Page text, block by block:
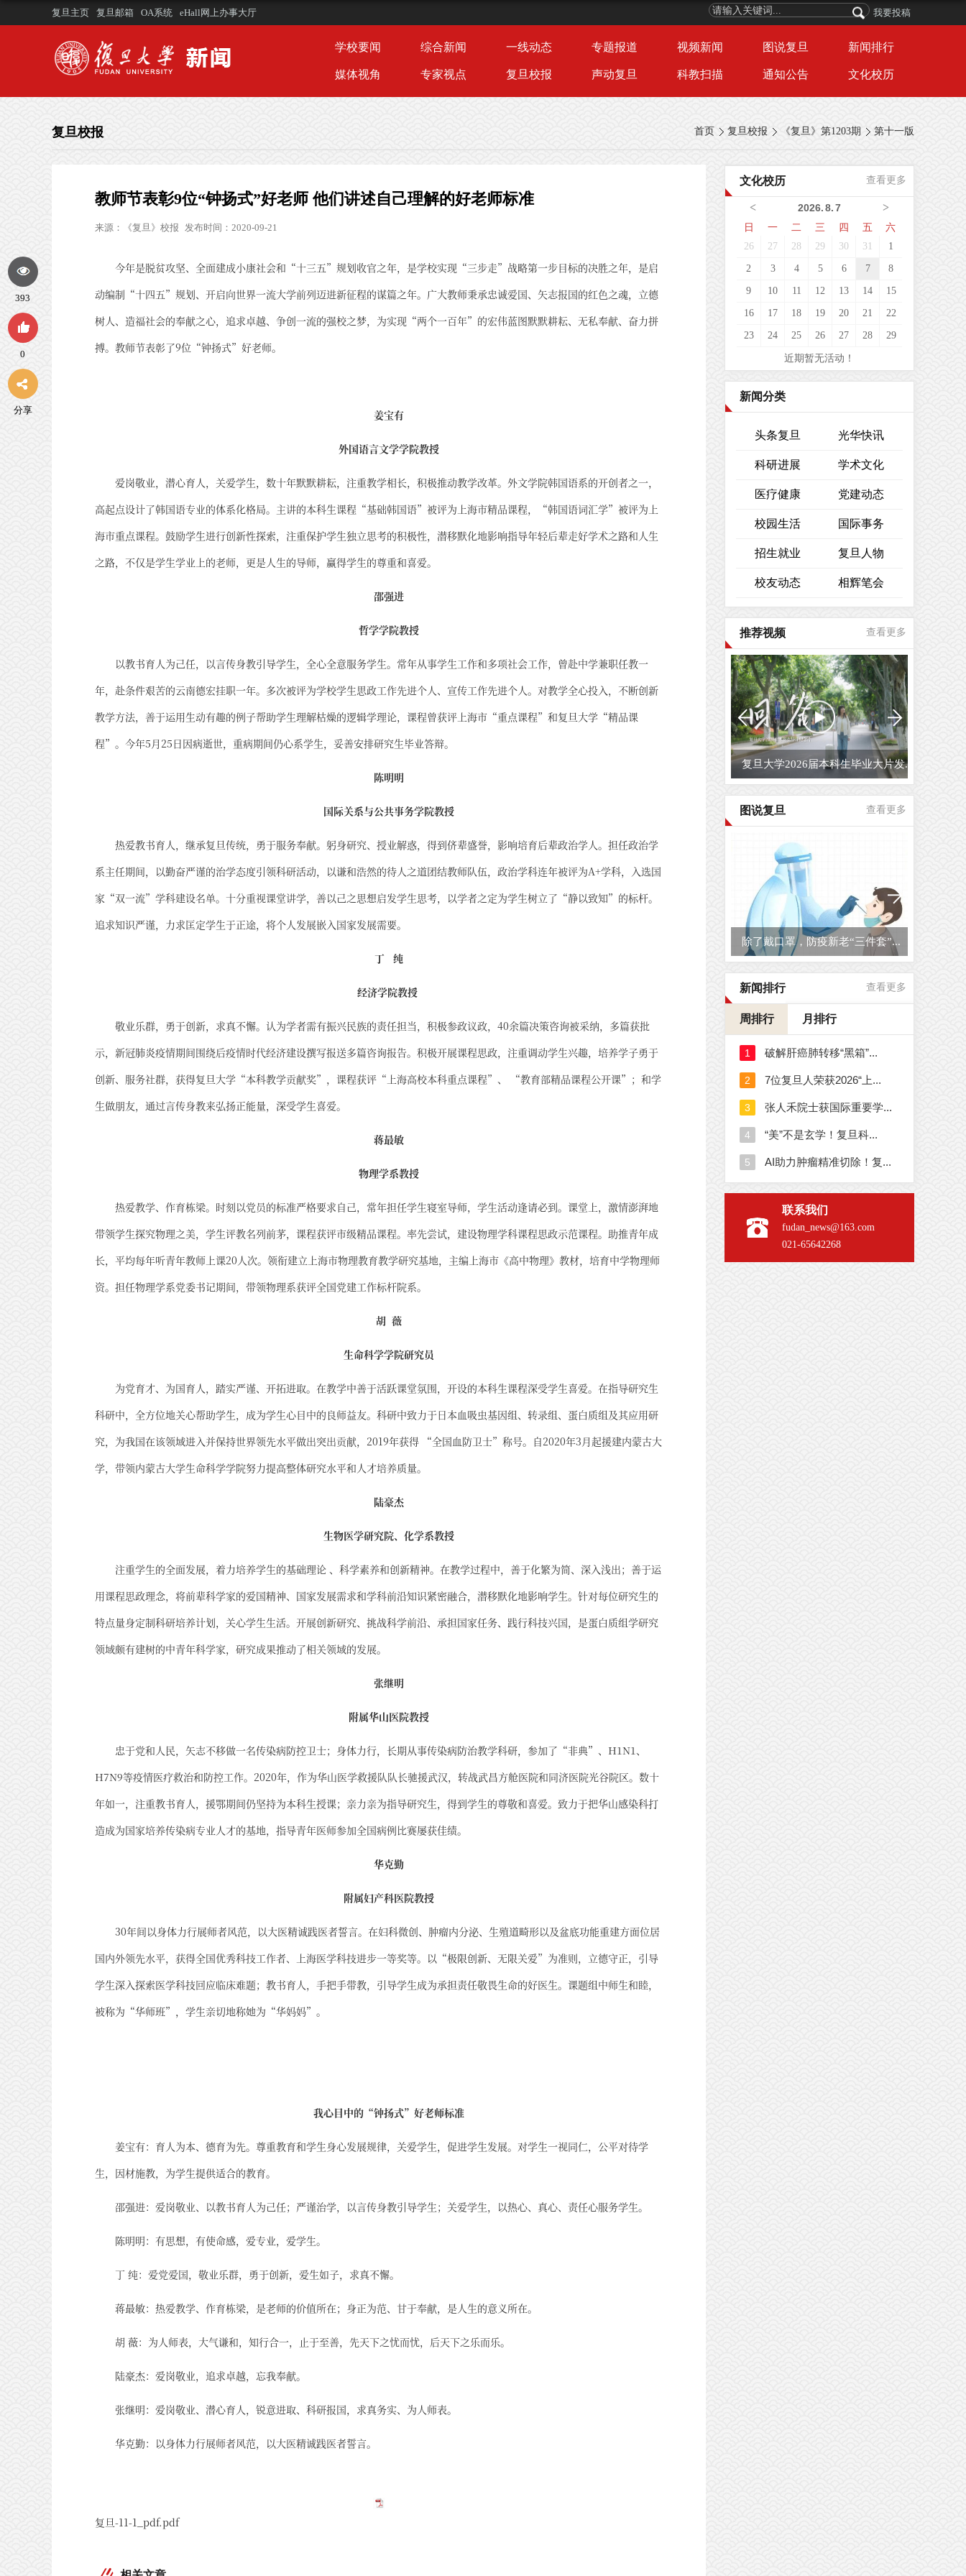
复旦主页 复旦邮箱 OA系统 eHall网上办事大厅 我要投稿
学校要闻 综合新闻 一线动态 专题报道 视频新闻 图说复旦 新闻排行
媒体视角 专家视点 复旦校报 声动复旦 科教扫描 通知公告 文化校历
首页 复旦校报 《复旦》第1203期 第十一版
复旦校报
教师节表彰9位“钟扬式”好老师 他们讲述自己理解的好老师标准
来源： 《复旦》校报 发布时间：2020-09-21
今年是脱贫攻坚、全面建成小康社会和“十三五”规划收官之年，是学校实现“三步走”战略第一步目标的决胜之年，是启
动编制“十四五”规划、开启向世界一流大学前列迈进新征程的谋篇之年。广大教师秉承忠诚爱国、矢志报国的红色之魂，立德
树人、造福社会的奉献之心，追求卓越、争创一流的强校之梦，为实现“两个一百年”的宏伟蓝图默默耕耘、无私奉献、奋力拼
搏。教师节表彰了9位“钟扬式”好老师。
姜宝有
外国语言文学学院教授
爱岗敬业，潜心育人，关爱学生，数十年默默耕耘，注重教学相长，积极推动教学改革。外文学院韩国语系的开创者之一，
高起点设计了韩国语专业的体系化格局。主讲的本科生课程“基础韩国语”被评为上海市精品课程，“韩国语词汇学”被评为上
海市重点课程。鼓励学生进行创新性探索，注重保护学生独立思考的积极性，潜移默化地影响指导年轻后辈走好学术之路和人生
之路，不仅是学生学业上的老师，更是人生的导师，赢得学生的尊重和喜爱。
邵强进
哲学学院教授
以教书育人为己任，以言传身教引导学生，全心全意服务学生。常年从事学生工作和多项社会工作，曾赴中学兼职任教一
年，赴条件艰苦的云南德宏挂职一年。多次被评为学校学生思政工作先进个人、宣传工作先进个人。对教学全心投入，不断创新
教学方法，善于运用生动有趣的例子帮助学生理解枯燥的逻辑学理论，课程曾获评上海市“重点课程”和复旦大学“精品课
程”。今年5月25日因病逝世，重病期间仍心系学生，妥善安排研究生毕业答辩。
陈明明
国际关系与公共事务学院教授
热爱教书育人，继承复旦传统，勇于服务奉献。躬身研究、授业解惑，得到侪辈盛誉，影响培育后辈政治学人。担任政治学
系主任期间，以勤奋严谨的治学态度引领科研活动，以谦和浩然的待人之道团结教师队伍，政治学科连年被评为A+学科，入选国
家“双一流”学科建设名单。十分重视课堂讲学，善以己之思想启发学生思考，以学者之定为学生树立了“静以致知”的标杆。
追求知识严谨，力求匡定学生于正途，将个人发展嵌入国家发展需要。
丁 纯
经济学院教授
敬业乐群，勇于创新，求真不懈。认为学者需有振兴民族的责任担当，积极参政议政，40余篇决策咨询被采纳，多篇获批
示，新冠肺炎疫情期间围绕后疫情时代经济建设撰写报送多篇咨询报告。积极开展课程思政，注重调动学生兴趣，培养学子勇于
创新、服务社群，获得复旦大学“本科教学贡献奖”，课程获评“上海高校本科重点课程”、 “教育部精品课程公开课”；和学
生做朋友，通过言传身教来弘扬正能量，深受学生喜爱。
蒋最敏
物理学系教授
热爱教学、作育栋梁。时刻以党员的标准严格要求自己，常年担任学生寝室导师，学生活动逢请必到。课堂上，激情澎湃地
带领学生探究物理之美，学生评教名列前茅，课程获评市级精品课程。率先尝试，建设物理学科课程思政示范课程。助推青年成
长，平均每年听青年教师上课20人次。领衔建立上海市物理教育教学研究基地，主编上海市《高中物理》教材，培育中学物理师
资。担任物理学系党委书记期间，带领物理系获评全国党建工作标杆院系。
胡 薇
生命科学学院研究员
为党育才、为国育人，踏实严谨、开拓进取。在教学中善于活跃课堂氛围，开设的本科生课程深受学生喜爱。在指导研究生
科研中，全方位地关心帮助学生，成为学生心目中的良师益友。科研中致力于日本血吸虫基因组、转录组、蛋白质组及其应用研
究，为我国在该领域进入并保持世界领先水平做出突出贡献，2019年获得 “全国血防卫士”称号。自2020年3月起援建内蒙古大
学，带领内蒙古大学生命科学学院努力提高整体研究水平和人才培养质量。
陆豪杰
生物医学研究院、化学系教授
注重学生的全面发展，着力培养学生的基础理论 、科学素养和创新精神。在教学过程中，善于化繁为简、深入浅出；善于运
用课程思政理念，将前辈科学家的爱国精神、国家发展需求和学科前沿知识紧密融合，潜移默化地影响学生。针对每位研究生的
特点量身定制科研培养计划，关心学生生活。开展创新研究、挑战科学前沿、承担国家任务、践行科技兴国，是蛋白质组学研究
领域颇有建树的中青年科学家，研究成果推动了相关领域的发展。
张继明
附属华山医院教授
忠于党和人民，矢志不移做一名传染病防控卫士；身体力行，长期从事传染病防治教学科研，参加了“非典”、H1N1、
H7N9等疫情医疗救治和防控工作。2020年，作为华山医学救援队队长驰援武汉，转战武昌方舱医院和同济医院光谷院区。数十
年如一，注重教书育人，援鄂期间仍坚持为本科生授课；亲力亲为指导研究生，得到学生的尊敬和喜爱。致力于把华山感染科打
造成为国家培养传染病专业人才的基地，指导青年医师参加全国病例比赛屡获佳绩。
华克勤
附属妇产科医院教授
30年间以身体力行展师者风范，以大医精诚践医者誓言。在妇科微创、肿瘤内分泌、生殖道畸形以及盆底功能重建方面位居
国内外领先水平，获得全国优秀科技工作者、上海医学科技进步一等奖等。以“极限创新、无限关爱”为准则，立德守正，引导
学生深入探索医学科技回应临床难题；教书育人，手把手带教，引导学生成为承担责任敬畏生命的好医生。课题组中师生和睦，
被称为“华师班”，学生亲切地称她为“华妈妈”。
我心目中的“钟扬式”好老师标准
姜宝有：育人为本、德育为先。尊重教育和学生身心发展规律，关爱学生，促进学生发展。对学生一视同仁，公平对待学
生，因材施教，为学生提供适合的教育。
邵强进：爱岗敬业、以教书育人为己任；严谨治学，以言传身教引导学生；关爱学生，以热心、真心、责任心服务学生。
陈明明：有思想，有使命感，爱专业，爱学生。
丁 纯：爱党爱国，敬业乐群，勇于创新，爱生如子，求真不懈。
蒋最敏：热爱教学、作育栋梁，是老师的价值所在；身正为范、甘于奉献，是人生的意义所在。
胡 薇：为人师表，大气谦和，知行合一，止于至善，先天下之忧而忧，后天下之乐而乐。
陆豪杰：爱岗敬业，追求卓越，忘我奉献。
张继明：爱岗敬业、潜心育人，锐意进取、科研报国，求真务实、为人师表。
华克勤：以身体力行展师者风范，以大医精诚践医者誓言。
复旦-11-1_pdf.pdf
393
0
分享
文化校历 查看更多
< >
2026.8.7
日
一 二 三 四 五 六
26 27 28 29 30 31 1
2 3 4 5 6 7 8
9 10 11 12 13 14 15
16 17 18 19 20 21 22
23 24 25 26 27 28 29
近期暂无活动！
新闻分类
头条复旦 光华快讯
科研进展 学术文化
医疗健康 党建动态
校园生活 国际事务
招生就业 复旦人物
校友动态 相辉笔会
推荐视频 查看更多
复旦大学2026届本科生毕业大片发...
图说复旦 查看更多
除了戴口罩，防疫新老“三件套”...
新闻排行 查看更多
周排行 月排行
联系我们
fudan_news@163.com
021-65642268